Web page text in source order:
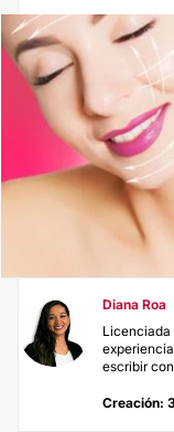
Diana Roa
Licenciada
escribir
Creación: